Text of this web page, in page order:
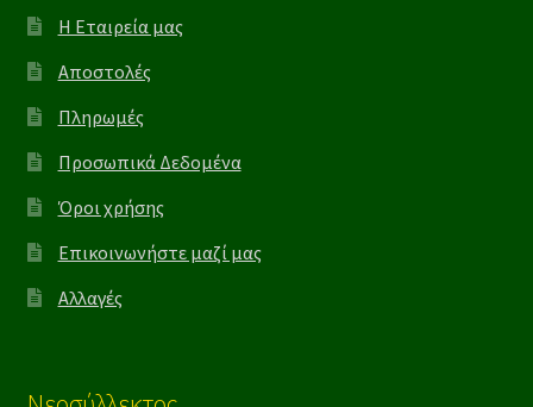
Η Εταιρεία μας
Αποστολές
Πληρωμές
Προσωπικά Δεδομένα
Όροι χρήσης
Επικοινωνήστε μαζί μας
Αλλαγές